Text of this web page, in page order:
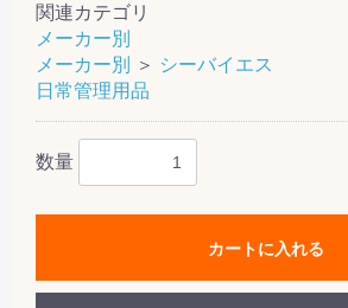
関連カテゴリ
メーカー別
メーカー別
＞ シーバイエス
日常管理用品
数量
カートに入れる